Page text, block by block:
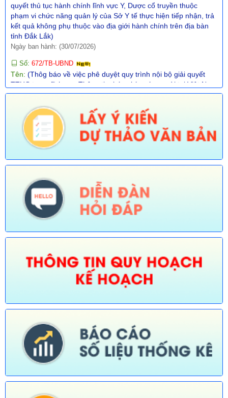
phạm vi chức năng quản lý của Sở Y tế thực hiện tiếp nhận, trả
kết quả không phụ thuộc vào địa giới hành chính trên địa bàn
tỉnh Đắk Lắk)
Ngày ban hành: (30/07/2026)
Số: 672/TB-UBND
Tên:(Thôg báo về việc phê duyệt quy trình nội bộ giải quyết
TTHC trong lĩnh vực Thông tin, báo chí nước ngoài tại Việt Nam
thuộc phạm vi chức năng quản lý nhà nước của Văn phòng
UBND tỉnh thực hiện tiếp nhận, trả kết quả không phụ thuộc vào
Ngày ban hành: (30/07/2026)
Số: 673/TB-UBND
Tên:(Thông báo về việc công bố Danh mục thủ tục hành chính
thông tin điện tử thuộc phạm vi chức năng quản lý của Sở Văn
Ngày ban hành: (30/07/2026)
Số: 674/TB-UBND
Tên:(Thông báo về việc công bố Danh mục thủ tục hành chính
được sửa đổi, bổ sung, thay thế, bãi bỏ trong lĩnh vực đường
thủy nội địa thuộc phạm vi chức năng quản lý của Sở Xây dựng)
Số:675/TB-UBND
(Thông báo về việc công bố Danh mục thủ tục hành chính
bị bãi bỏ trong lĩnh vực nông nghiệp thuộc phạm vi chức năng
quản lý của Sở Nông nghiệp và Môi trường)
Tên:(Thông báo về việc công bố thủ tục hành chính nội bộ
được sửa đổi, bổ sung trong lĩnh vực đường thủy nội địa thuộc
phạm vi chức năng quản lý của Sở Xây dựng)
Ngày ban hành: (30/07/2026)
Số:677/TB-UBND